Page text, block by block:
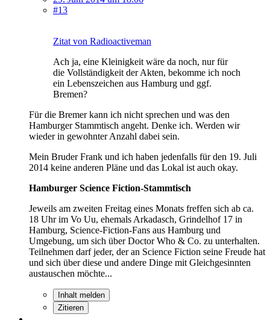
#13
Zitat von Radioactiveman
Ach ja, eine Kleinigkeit wäre da noch, nur für
die Vollständigkeit der Akten, bekomme ich noch
ein Lebenszeichen aus Hamburg und ggf.
Bremen?
Für die Bremer kann ich nicht sprechen und was den
Hamburger Stammtisch angeht. Denke ich. Werden wir
wieder in gewohnter Anzahl dabei sein.
Mein Bruder Frank und ich haben jedenfalls für den 19. Juli
2014 keine anderen Pläne und das Lokal ist auch okay.
Hamburger Science Fiction-Stammtisch
Jeweils am zweiten Freitag eines Monats freffen sich ab ca.
18 Uhr im Vo Uu, ehemals Arkadasch, Grindelhof 17 in
Hamburg, Science-Fiction-Fans aus Hamburg und
Umgebung, um sich über Doctor Who & Co. zu unterhalten.
Teilnehmen darf jeder, der an Science Fiction seine Freude hat
und sich über diese und andere Dinge mit Gleichgesinnten
austauschen möchte...
Inhalt melden
Zitieren